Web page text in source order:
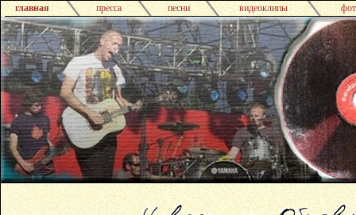
главная пресса песни видеоклипы